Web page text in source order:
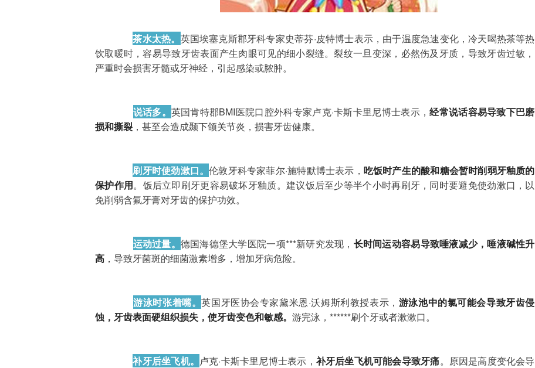
茶水太热。 英国埃塞克斯郡牙科专家史蒂芬·皮特博士表示，由于温度急速变化，冷天喝热茶等热
饮取暖时，容易导致牙齿表面产生肉眼可见的细小裂缝。裂纹一旦变深，必然伤及牙质，导致牙齿过敏，
严重时会损害牙髓或牙神经，引起感染或脓肿。
说话多。 英国肯特郡BMI医院口腔外科专家卢克·卡斯卡里尼博士表示，经常说话容易导致下巴磨
损和撕裂 ，甚至会造成颞下颌关节炎，损害牙齿健康。
刷牙时使劲漱口。伦敦牙科专家菲尔·施特默博士表示， 吃饭时产生的酸和糖会暂时削弱牙釉质的
保护作用。饭后立即刷牙更容易破坏牙釉质。建议饭后至少等半个小时再刷牙，同时要避免使劲漱口，以
免削弱含氟牙膏对牙齿的保护功效。
运动过量。 德国海德堡大学医院一项***新研究发现， 长时间运动容易导致唾液减少，唾液碱性升
高 ， 导致牙菌斑的细菌激素增多，增加牙病危险。
游泳时张着嘴。英国牙医协会专家黛米恩·沃姆斯利教授表示， 游泳池中的氯可能会导致牙齿侵
蚀，牙齿表面硬组织损失，使牙齿变色和敏感。 游完泳，******刷个牙或者漱漱口。
补牙后坐飞机。 卢克·卡斯卡里尼博士表示， 补牙后坐飞机可能会导致牙痛。原因是高度变化会导